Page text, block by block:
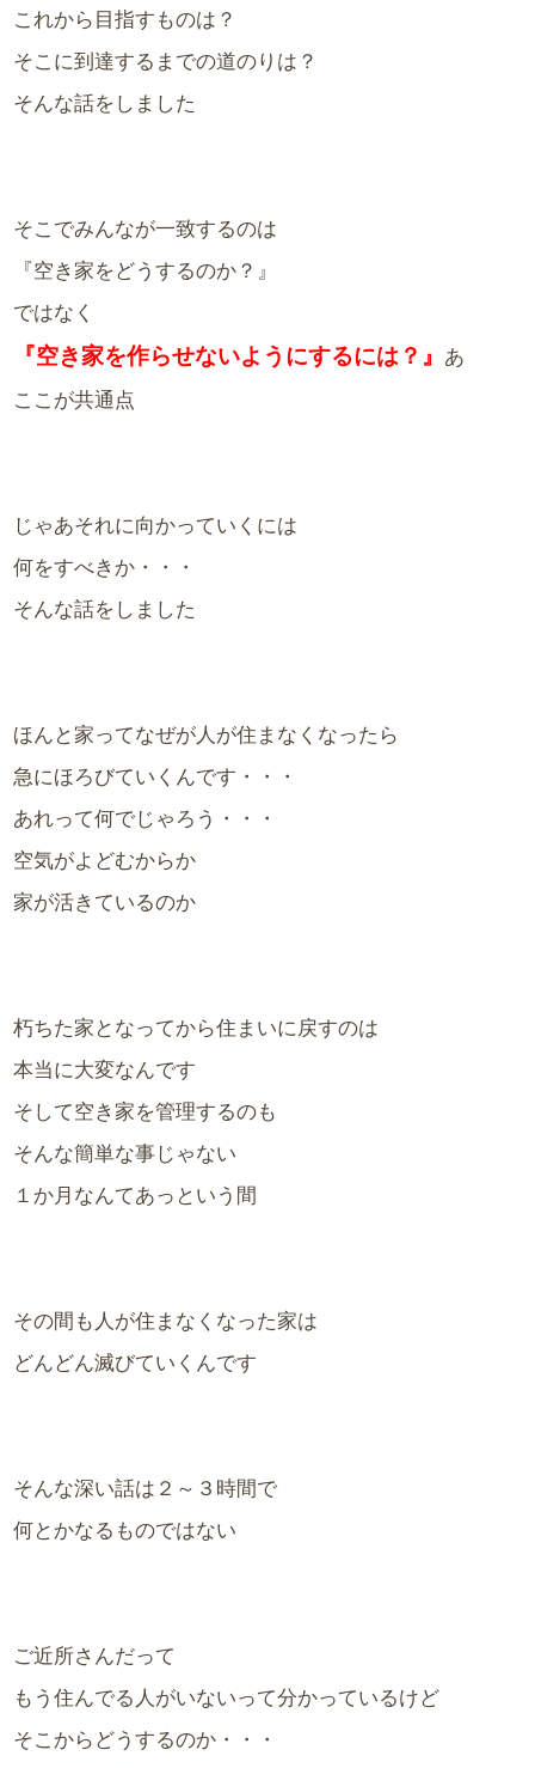
これから目指すものは？
そこに到達するまでの道のりは？
そんな話をしました
そこでみんなが一致するのは
『空き家をどうするのか？』
ではなく
『空き家を作らせないようにするには？』 あ
ここが共通点
じゃあそれに向かっていくには
何をすべきか・・・
そんな話をしました
ほんと家ってなぜが人が住まなくなったら
急にほろびていくんです・・・
あれって何でじゃろう・・・
空気がよどむからか
家が活きているのか
朽ちた家となってから住まいに戻すのは
本当に大変なんです
そして空き家を管理するのも
そんな簡単な事じゃない
１か月なんてあっという間
その間も人が住まなくなった家は
どんどん滅びていくんです
そんな深い話は２～３時間で
何とかなるものではない
ご近所さんだって
もう住んでる人がいないって分かっているけど
そこからどうするのか・・・